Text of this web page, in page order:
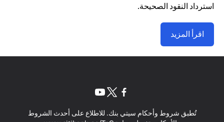
استرداد النقود الصحيحة.
اقرأ المزيد
تُطبق شروط وأحكام سيتي بنك. للاطلاع على أحدث الشروط